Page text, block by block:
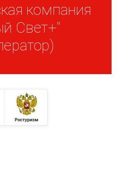
компания
Свет+"